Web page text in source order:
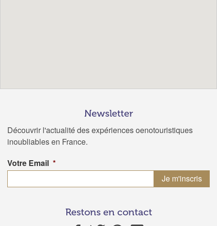
Newsletter
Découvrir l'actualité des expériences oenotouristiques
inoubliables en France.
Votre Email *
Restons en contact